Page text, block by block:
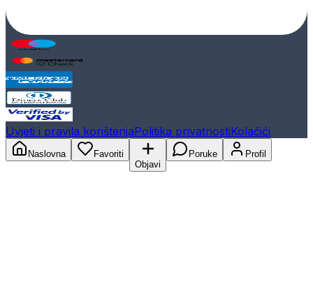
Uvjeti i pravila korištenjaPolitika privatnostiKolačići
Naslovna
Favoriti
Objavi
Poruke Profil